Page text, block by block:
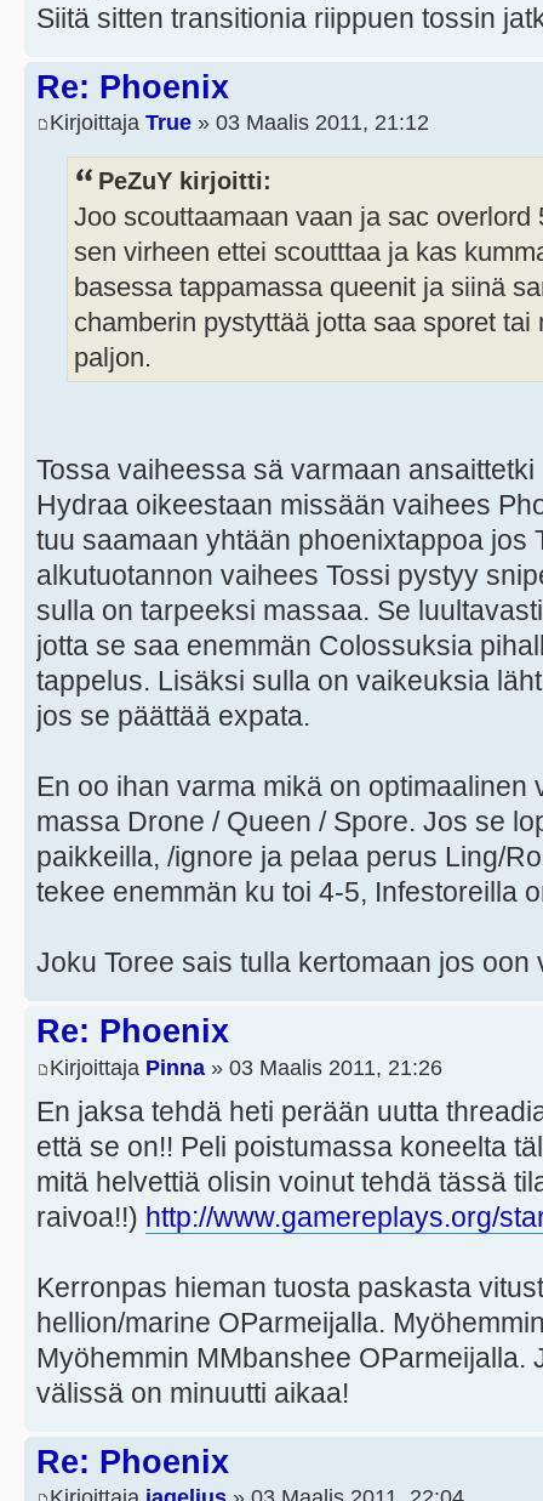
Siitä sitten transitionia riippuen tossin
Re: Phoenix
Kirjoittaja True » 03 Maalis 2011, 21:12
PeZuY kirjoitti:
Joo scouttaamaan vaan ja sac
sen virheen ettei scoutttaa ja kas
basessa tappamassa queenit ja siinä
chamberin pystyttää jotta saa sporet
paljon.
Tossa vaiheessa sä varmaan
Hydraa oikeestaan missään vaihees
tuu saamaan yhtään phoenixtappoa jos
alkutuotannon vaihees Tossi pystyy
sulla on tarpeeksi massaa. Se
jotta se saa enemmän Colossuksia
tappelus. Lisäksi sulla on vaikeuksia
jos se päättää expata.
En oo ihan varma mikä on optimaalinen
massa Drone / Queen / Spore. Jos se
paikkeilla, /ignore ja pelaa perus Ling/
tekee enemmän ku toi 4-5, Infestoreilla
Joku Toree sais tulla kertomaan jos oon
Re: Phoenix
Kirjoittaja Pinna » 03 Maalis 2011, 21:26
En jaksa tehdä heti perään uutta
että se on!! Peli poistumassa koneelta
mitä helvettiä olisin voinut tehdä tässä
raivoa!!) http://www.gamereplays.org/
Kerronpas hieman tuosta paskasta
hellion/marine OParmeijalla.
Myöhemmin MMbanshee OParmeijalla.
välissä on minuutti aikaa!
Re: Phoenix